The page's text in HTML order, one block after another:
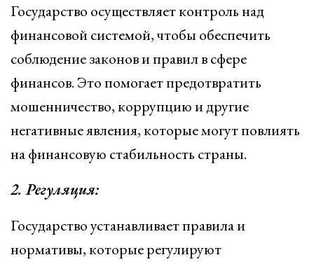
Государство осуществляет контроль над
финансовой системой, чтобы обеспечить
соблюдение законов и правил в сфере
финансов. Это помогает предотвратить
мошенничество, коррупцию и другие
негативные явления, которые могут повлиять
на финансовую стабильность страны.
2. Регуляция:
Государство устанавливает правила и
нормативы, которые регулируют